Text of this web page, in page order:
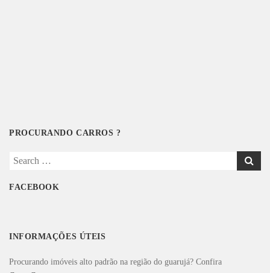
PROCURANDO CARROS ?
Search
FACEBOOK
INFORMAÇÕES ÚTEIS
Procurando imóveis alto padrão na região do guarujá? Confira